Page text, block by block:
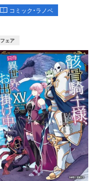
コミック・ラノベ
フェア